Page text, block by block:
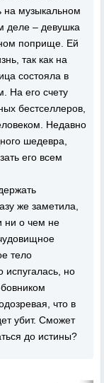
на музыкальном
деле – девушка
поприще. Ей
так как на
состояла в
На его счету
бестселлеров,
Недавно
шедевра,
его всем
же заметила,
ни о чем не
тело
но
что в
убит. Сможет
до истины?